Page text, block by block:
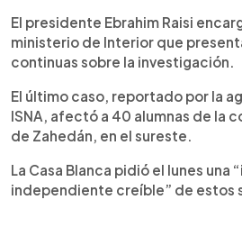
El presidente Ebrahim Raisi
ministerio de Interior que
continuas sobre la investigación.
El último caso, reportado por la
ISNA, afectó a 40 alumnas de la
de Zahedán, en el sureste.
La Casa Blanca pidió el lunes una
independiente creíble” de estos